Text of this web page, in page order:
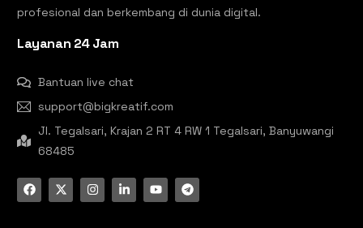
profesional dan berkembang di dunia digital.
Layanan 24 Jam
Bantuan live chat
support@bigkreatif.com
Jl. Tegalsari, Krajan 2 RT 4 RW 1 Tegalsari, Banyuwangi
68485